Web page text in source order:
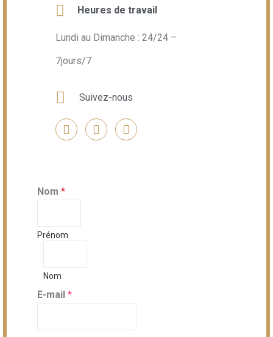
Heures de travail
Lundi au Dimanche : 24/24 –
7jours/7
Suivez-nous
Nom *
Prénom
Nom
E-mail *